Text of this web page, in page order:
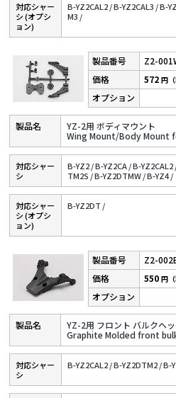
対応シャー
シ (オプシ
ョン)
B-YZ2CAL2 /B-YZ2CAL3 /B-
M3 /
Z2-
YZ-2用 ボディマウント
Wing Mount/Body Mount
572円（
対応シャー
シ
B-YZ2 /B-YZ2CA /B-YZ2CAL2
TM2S /B-YZ2DTMW /B-YZ4 /
対応シャー
シ (オプシ
ョン)
B-YZ2DT /
Z2-
YZ-2用 フロント バルクヘ
Graphite Molded front
550円（
対応シャー
シ
B-YZ2CAL2 /B-YZ2DTM2 /B-